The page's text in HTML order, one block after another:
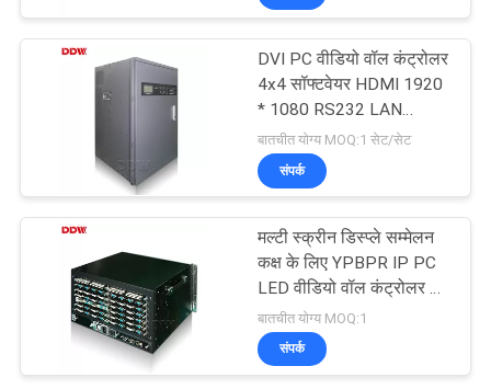
POLICY
DVI PC वीडियो वॉल कंट्रोलर
4x4 सॉफ्टवेयर HDMI 1920
* 1080 RS232 LAN
कंट्रोल
बातचीत योग्य MOQ:1 सेट/सेट
संपर्क
मल्टी स्क्रीन डिस्प्ले सम्मेलन
कक्ष के लिए YPBPR IP PC
LED वीडियो वॉल कंट्रोलर 36
इनपुट आउटपुट
बातचीत योग्य MOQ:1
संपर्क